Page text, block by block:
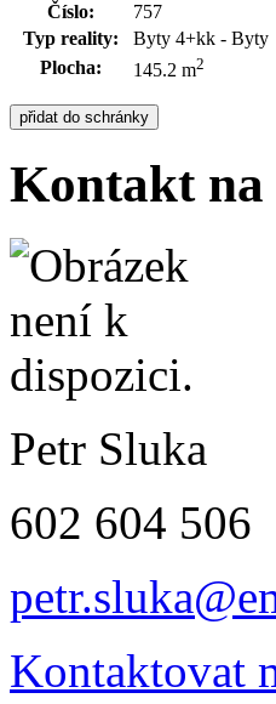
Číslo:
757
Typ reality:
Byty 4+kk - Byty
Plocha:
145.2 m2
Kontakt na
Petr Sluka
602 604 506
Kontaktovat